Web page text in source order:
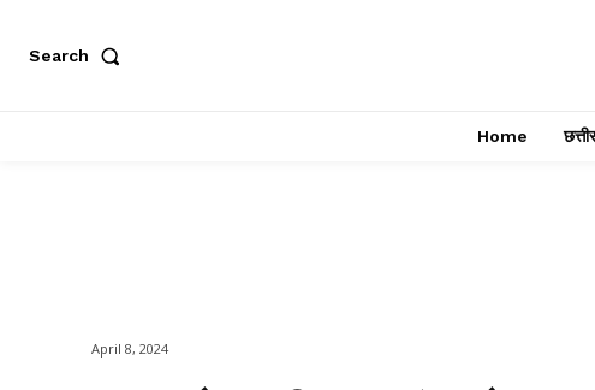
Search
Home
April 8, 2024